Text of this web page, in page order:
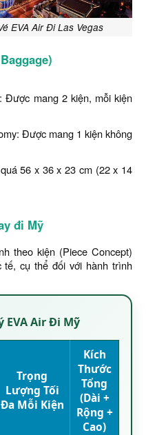
EVA Air Đi Las Vegas
Được mang 2 kiện, mỗi kiện
Được mang 1 kiện không
56 x 36 x 23 cm (22 x 14
đi Mỹ
theo kiện (Piece Concept)
tế, cụ thể đối với hành trình
EVA Air Đi Mỹ
Trọng
Lượng Tối
Đa Mỗi Kiện
Kích
Thước
Tổng
(Dài +
Rộng +
Cao)